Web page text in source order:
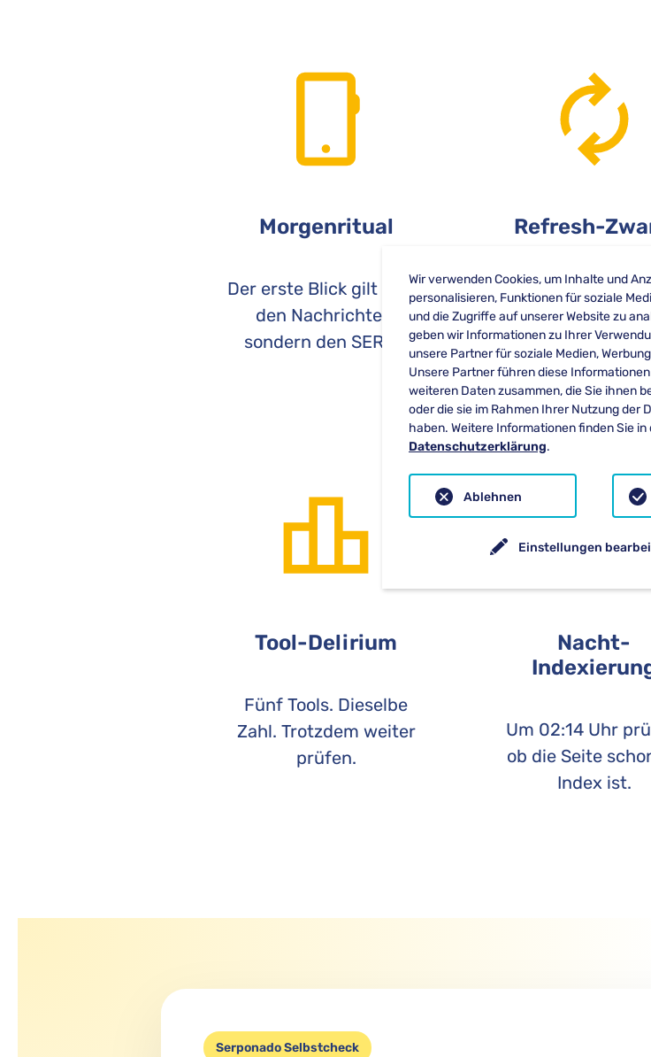
Morgenritual
Der erste Blick gilt nicht
den Nachrichten,
sondern den SERPs.
Refresh-
Die Search
wird häufiger
aktualisiert als
Kühlschrank
Tool-Delirium
Fünf Tools. Dieselbe
Zahl. Trotzdem weiter
prüfen.
Nacht-
Um 02:14 Uhr
ob die Seite
Index ist.
Serponado Selbstcheck
Wir verwenden Cookies, um Inhalte und
personalisieren, Funktionen für soziale
und die Zugriffe auf unserer Website zu
geben wir Informationen zu Ihrer
unsere Partner für soziale Medien,
Unsere Partner führen diese
weiteren Daten zusammen, die Sie ihnen
oder die sie im Rahmen Ihrer Nutzung der
haben. Weitere Informationen finden Sie in
Datenschutzerklärung.
Einstellungen
Ablehnen